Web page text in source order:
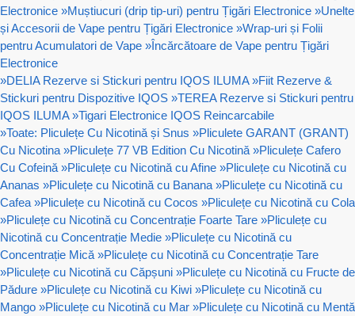
Electronice »Muștiucuri (drip tip-uri) pentru Țigări Electronice »Unelte
și Accesorii de Vape pentru Țigări Electronice »Wrap-uri și Folii
pentru Acumulatori de Vape »Încărcătoare de Vape pentru Țigări
Electronice
»DELIA Rezerve si Stickuri pentru IQOS ILUMA »Fiit Rezerve &
Stickuri pentru Dispozitive IQOS »TEREA Rezerve si Stickuri pentru
IQOS ILUMA »Tigari Electronice IQOS Reincarcabile
»Toate: Pliculețe Cu Nicotină și Snus »Pliculete GARANT (GRANT)
Cu Nicotina »Pliculețe 77 VB Edition Cu Nicotină »Pliculețe Cafero
Cu Cofeină »Pliculețe cu Nicotină cu Afine »Pliculețe cu Nicotină cu
Ananas »Pliculețe cu Nicotină cu Banana »Pliculețe cu Nicotină cu
Cafea »Pliculețe cu Nicotină cu Cocos »Pliculețe cu Nicotină cu Cola
»Pliculețe cu Nicotină cu Concentrație Foarte Tare »Pliculețe cu
Nicotină cu Concentrație Medie »Pliculețe cu Nicotină cu
Concentrație Mică »Pliculețe cu Nicotină cu Concentrație Tare
»Pliculețe cu Nicotină cu Căpșuni »Pliculețe cu Nicotină cu Fructe de
Pădure »Pliculețe cu Nicotină cu Kiwi »Pliculețe cu Nicotină cu
Mango »Pliculețe cu Nicotină cu Mar »Pliculețe cu Nicotină cu Mentă